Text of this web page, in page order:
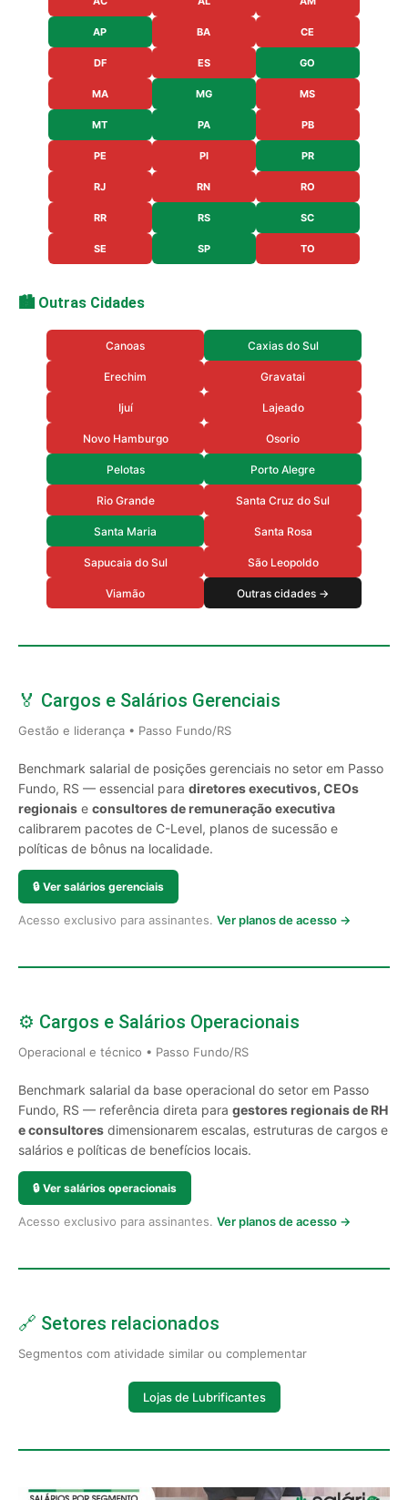
AP BA CE
DF ES GO
MA MG MS
MT PA PB
PE PI PR
RJ RN RO
RR RS SC
SE SP TO
🏙️ Outras Cidades
Canoas Caxias do Sul
Erechim Gravatai
Ijuí Lajeado
Novo Hamburgo Osorio
Pelotas Porto Alegre
Rio Grande Santa Cruz do Sul
Santa Maria Santa Rosa
Sapucaia do Sul São Leopoldo
Viamão Outras cidades →
🏅 Cargos e Salários Gerenciais
Gestão e liderança • Passo Fundo/RS
Benchmark salarial de posições gerenciais no setor em Passo
Fundo, RS — essencial para diretores executivos, CEOs
regionais e consultores de remuneração executiva
calibrarem pacotes de C-Level, planos de sucessão e
políticas de bônus na localidade.
🔒 Ver salários gerenciais
Acesso exclusivo para assinantes. Ver planos de acesso →
⚙️ Cargos e Salários Operacionais
Operacional e técnico • Passo Fundo/RS
Benchmark salarial da base operacional do setor em Passo
Fundo, RS — referência direta para gestores regionais de RH
e consultores dimensionarem escalas, estruturas de cargos e
salários e políticas de benefícios locais.
🔒 Ver salários operacionais
Acesso exclusivo para assinantes. Ver planos de acesso →
🔗 Setores relacionados
Segmentos com atividade similar ou complementar
Lojas de Lubrificantes